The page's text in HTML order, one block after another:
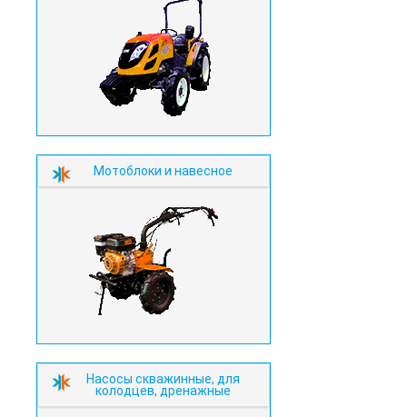
Мотоблоки и навесное
Насосы скважинные, для
колодцев, дренажные